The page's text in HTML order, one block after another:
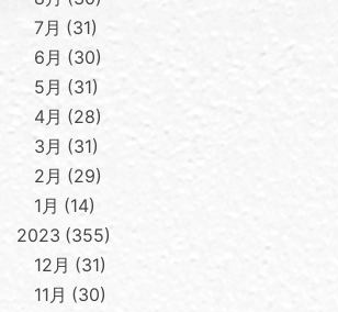
7月
31
6月
30
5月
31
4月
28
3月
31
2月
29
1月
14
2023 355
12月
31
11月
30